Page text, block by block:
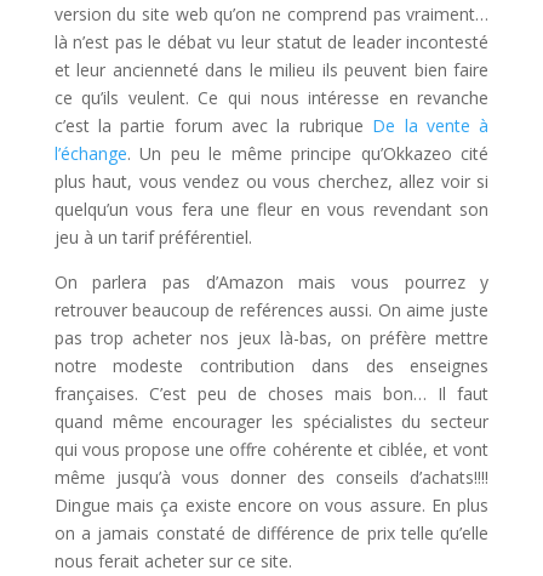
version du site web qu’on ne comprend pas vraiment…
là n’est pas le débat vu leur statut de leader incontesté
et leur ancienneté dans le milieu ils peuvent bien faire
ce qu’ils veulent. Ce qui nous intéresse en revanche
c’est la partie forum avec la rubrique De la vente à
l’échange. Un peu le même principe qu’Okkazeo cité
plus haut, vous vendez ou vous cherchez, allez voir si
quelqu’un vous fera une fleur en vous revendant son
jeu à un tarif préférentiel.
On parlera pas d’Amazon mais vous pourrez y
retrouver beaucoup de reférences aussi. On aime juste
pas trop acheter nos jeux là-bas, on préfère mettre
notre modeste contribution dans des enseignes
françaises. C’est peu de choses mais bon… Il faut
quand même encourager les spécialistes du secteur
qui vous propose une offre cohérente et ciblée, et vont
même jusqu’à vous donner des conseils d’achats!!!!
Dingue mais ça existe encore on vous assure. En plus
on a jamais constaté de différence de prix telle qu’elle
nous ferait acheter sur ce site.